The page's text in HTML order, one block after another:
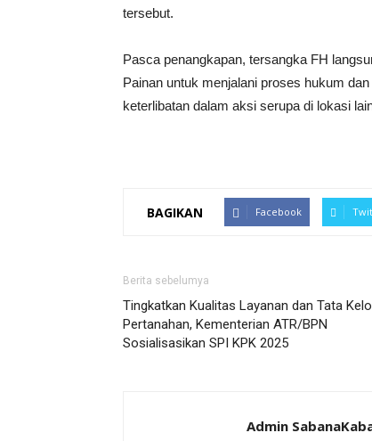
tersebut.
Pasca penangkapan, tersangka FH
Painan untuk menjalani proses hukum
keterlibatan dalam aksi serupa di lokasi
BAGIKAN Facebook
Berita sebelumya
Tingkatkan Kualitas Layanan dan Tata
Pertanahan, Kementerian ATR/BPN
Sosialisasikan SPI KPK 2025
Admin